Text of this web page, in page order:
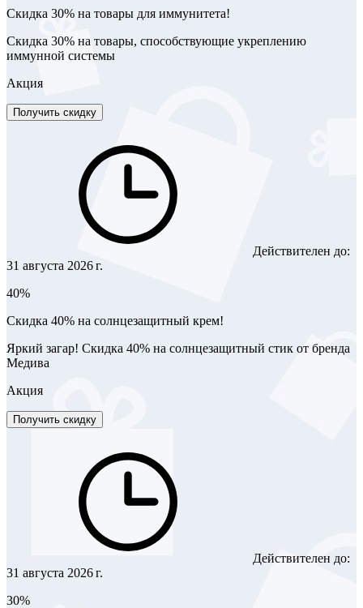
Скидка 30% на товары для иммунитета!
Скидка 30% на товары, способствующие укреплению
иммунной системы
Акция
Получить скидку
Действителен до:
31 августа 2026 г.
40%
Скидка 40% на солнцезащитный крем!
Яркий загар! Скидка 40% на солнцезащитный стик от бренда
Медива
Акция
Получить скидку
Действителен до:
31 августа 2026 г.
30%